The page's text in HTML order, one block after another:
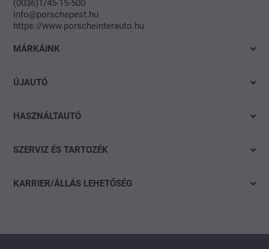
(0036)1/45-15-500
info@porschepest.hu
https://www.porscheinterauto.hu
MÁRKÁINK
Audi
Porsche
ÚJAUTÓ
Ajánlatok és akciók
Konfigurálás
Flottaértékesítés divízió
HASZNÁLTAUTÓ
Részletes keresés
SZERVIZ ÉS TARTOZÉK
Keréktárcsák
KARRIER/ÁLLÁS LEHETŐSÉG